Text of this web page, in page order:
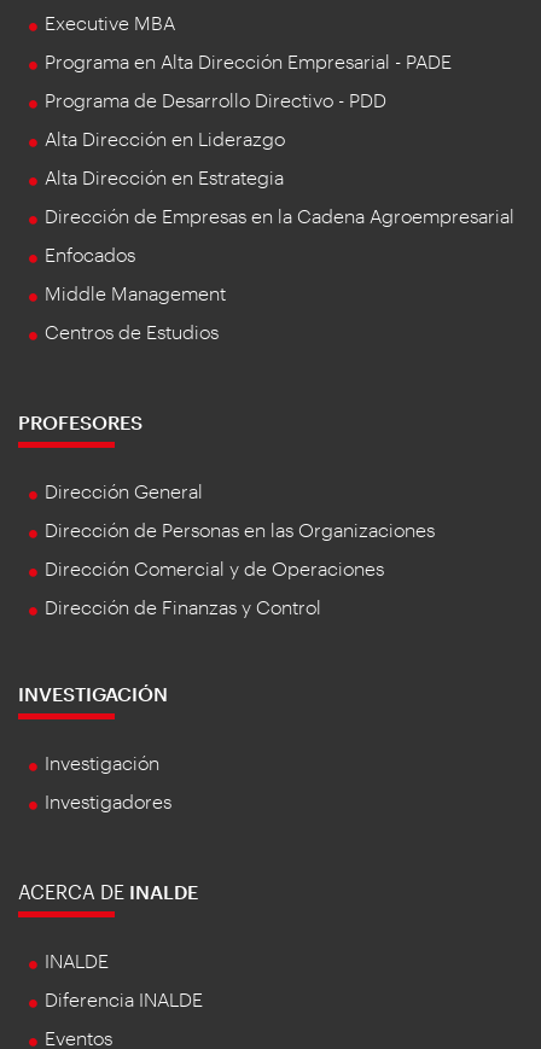
Executive MBA
Programa en Alta Dirección Empresarial - PADE
Programa de Desarrollo Directivo - PDD
Alta Dirección en Liderazgo
Alta Dirección en Estrategia
Dirección de Empresas en la Cadena Agroempresarial
Enfocados
Middle Management
Centros de Estudios
PROFESORES
Dirección General
Dirección de Personas en las Organizaciones
Dirección Comercial y de Operaciones
Dirección de Finanzas y Control
INVESTIGACIÓN
Investigación
Investigadores
ACERCA DE INALDE
INALDE
Diferencia INALDE
Eventos